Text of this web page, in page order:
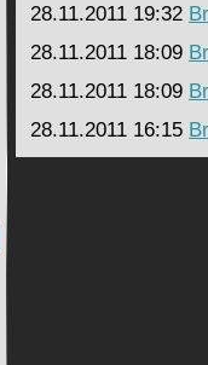
28.11.2011 19:32
28.11.2011 18:09
28.11.2011 18:09
28.11.2011 16:15